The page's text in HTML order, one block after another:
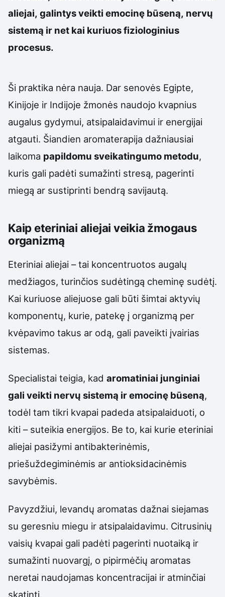
aliejai, galintys veikti emocinę būseną, nervų
sistemą ir net kai kuriuos fiziologinius
procesus.
Ši praktika nėra nauja. Dar senovės Egipte,
Kinijoje ir Indijoje žmonės naudojo kvapnius
augalus gydymui, atsipalaidavimui ir energijai
atgauti. Šiandien aromaterapija dažniausiai
laikoma papildomu sveikatingumo metodu,
kuris gali padėti sumažinti stresą, pagerinti
miegą ar sustiprinti bendrą savijautą.
Kaip eteriniai aliejai veikia žmogaus
organizmą
Eteriniai aliejai – tai koncentruotos augalų
medžiagos, turinčios sudėtingą cheminę sudėtį.
Kai kuriuose aliejuose gali būti šimtai aktyvių
komponentų, kurie, patekę į organizmą per
kvėpavimo takus ar odą, gali paveikti įvairias
sistemas.
Specialistai teigia, kad aromatiniai junginiai
gali veikti nervų sistemą ir emocinę būseną,
todėl tam tikri kvapai padeda atsipalaiduoti, o
kiti – suteikia energijos. Be to, kai kurie eteriniai
aliejai pasižymi antibakterinėmis,
priešuždegiminėmis ar antioksidacinėmis
savybėmis.
Pavyzdžiui, levandų aromatas dažnai siejamas
su geresniu miegu ir atsipalaidavimu. Citrusinių
vaisių kvapai gali padėti pagerinti nuotaiką ir
sumažinti nuovargį, o pipirmėčių aromatas
neretai naudojamas koncentracijai ir atminčiai
skatinti.